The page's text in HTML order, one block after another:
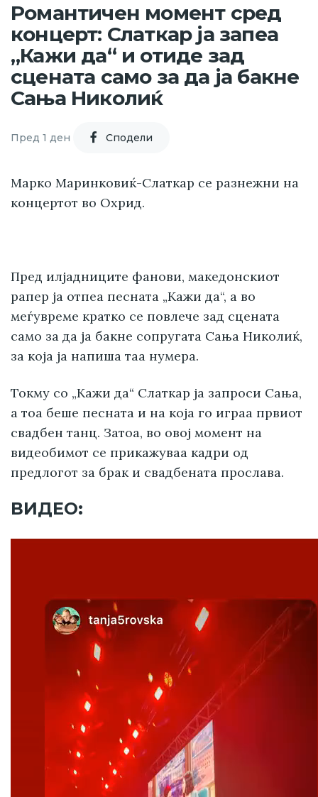
Романтичен момент сред
концерт: Слаткар ја запеа
„Кажи да“ и отиде зад
сцената само за да ја бакне
Сања Николиќ
Пред 1 ден Cподели
Марко Маринковиќ-Слаткар се разнежни на
концертот во Охрид.
Пред илјадниците фанови, македонскиот
рапер ја отпеа песната „Кажи да“, а во
меѓувреме кратко се повлече зад сцената
само за да ја бакне сопругата Сања Николиќ,
за која ја напиша таа нумера.
Токму со „Кажи да“ Слаткар ја запроси Сања,
а тоа беше песната и на која го играа првиот
свадбен танц. Затоа, во овој момент на
видеобимот се прикажуваа кадри од
предлогот за брак и свадбената прослава.
ВИДЕО: